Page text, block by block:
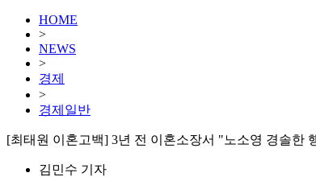
HOME
>
NEWS
>
경제
>
경제일반
[최태원 이혼고백] 3년 전 이혼소장서 "노소영 경솔한
김민수 기자